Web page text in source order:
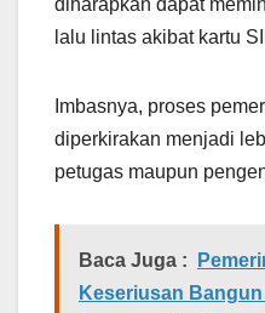
lalu lintas akibat kartu
Imbasnya, proses
diperkirakan menjadi
petugas maupun
Baca Juga :
Keseriusan